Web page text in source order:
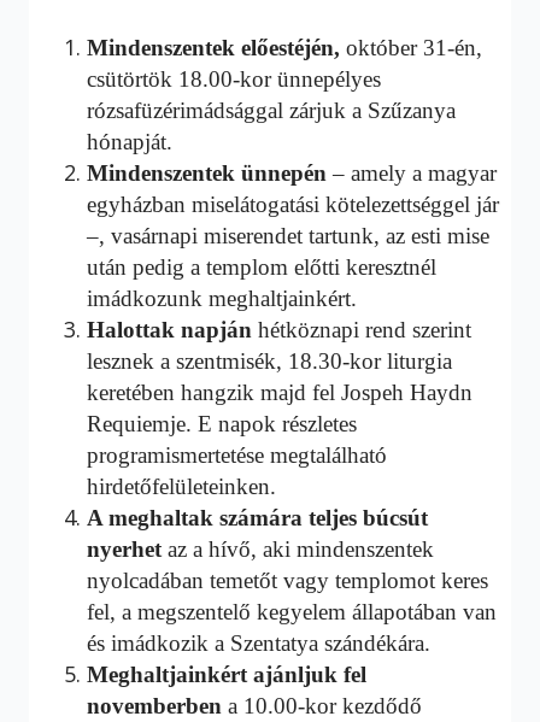
Mindenszentek előestéjén,október 31-én,
csütörtök 18.00-kor ünnepélyes
rózsafüzérimádsággal zárjuk a Szűzanya
hónapját.
Mindenszentek ünnepén – amely a magyar
egyházban miselátogatási kötelezettséggel jár
–, vasárnapi miserendet tartunk, az esti mise
után pedig a templom előtti keresztnél
imádkozunk meghaltjainkért.
Halottak napján hétköznapi rend szerint
lesznek a szentmisék, 18.30-kor liturgia
keretében hangzik majd fel Jospeh Haydn
Requiemje. E napok részletes
programismertetése megtalálható
hirdetőfelületeinken.
A meghaltak számára teljes búcsút
nyerhet az a hívő, aki mindenszentek
nyolcadában temetőt vagy templomot keres
fel, a megszentelő kegyelem állapotában van
és imádkozik a Szentatya szándékára.
Meghaltjainkért ajánljuk fel
novemberben a 10.00-kor kezdődő